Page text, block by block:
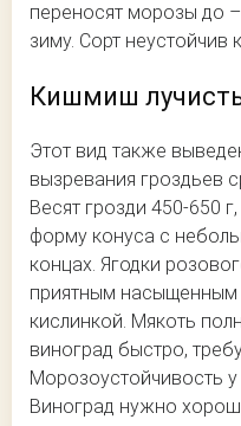
переносят морозы до
зиму. Сорт
Кишмиш
Этот вид также
вызревания гроздьев
Весят грозди 450-650
форму конуса с
концах. Ягодки
приятным насыщенным
кислинкой. Мякоть
виноград быстро,
Морозоустойчивость
Виноград нужно